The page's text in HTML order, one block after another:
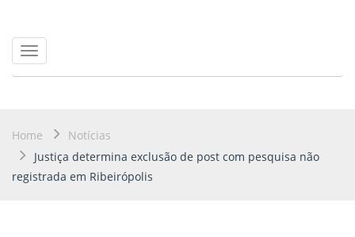
Toggle
navigation
Home
Notícias
Justiça determina exclusão de post com pesquisa não
registrada em Ribeirópolis